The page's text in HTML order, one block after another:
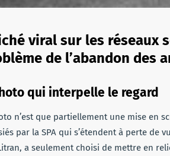
viral sur les réseaux
de l’abandon des
qui interpelle le regard
n’est que partiellement une mise en
par la SPA qui s’étendent à perte de
a seulement choisi de mettre en